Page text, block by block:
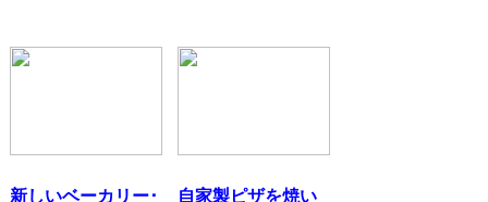
新しいベーカリー･
自家製ピザを焼い